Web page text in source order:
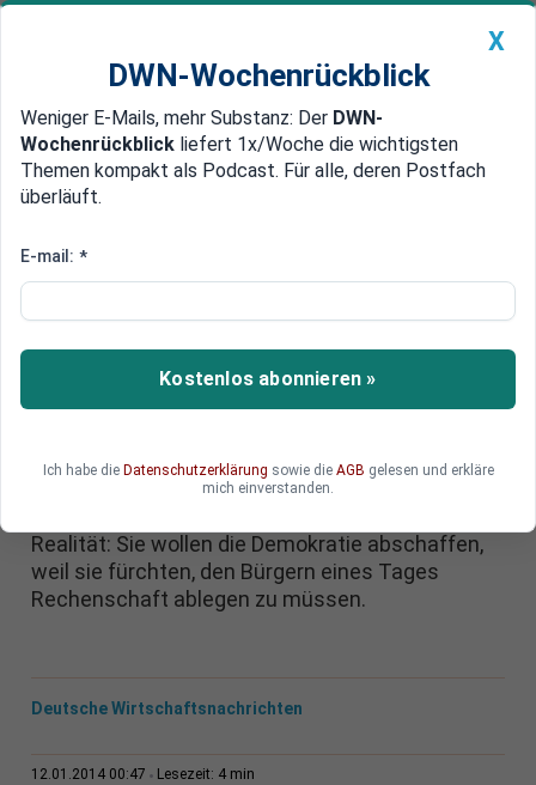
Newsticker MEIN DWN: Geldanlage Premium
Edelmetalle DWN-Magazin China
Angst vor der Verantwortung
Vereinigte Staaten: EU-
Funktionäre träumen vom Ende
der Demokratie
In der Krise der EU werden die Rufe lauter, Europa
und sich in die Vereinigten Staaten von Europa
verwandeln - nach dem Vorbild der USA. Die
Realität: Sie wollen die Demokratie abschaffen,
weil sie fürchten, den Bürgern eines Tages
Rechenschaft ablegen zu müssen.
Deutsche Wirtschaftsnachrichten
12.01.2014 00:47 Lesezeit: 4 min
X
DWN-Wochenrückblick
Weniger E-Mails, mehr Substanz: Der DWN-
Wochenrückblick liefert 1x/Woche die wichtigsten
Themen kompakt als Podcast. Für alle, deren Postfach
überläuft.
E-mail: *
Kostenlos abonnieren »
Ich habe die Datenschutzerklärung sowie die AGB gelesen und erkläre
mich einverstanden.